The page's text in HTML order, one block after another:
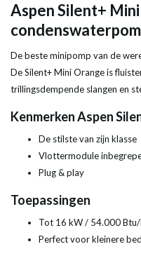
Aspen Silent+
De beste minipomp van de
De Silent+ Mini Orange is
trillingsdempende slangen en
Kenmerken Aspen
De stilste van zijn klasse
Vlottermodule
Plug & play
Toepassingen
Tot 16 kW / 54.000 Btu/
Perfect voor kleinere